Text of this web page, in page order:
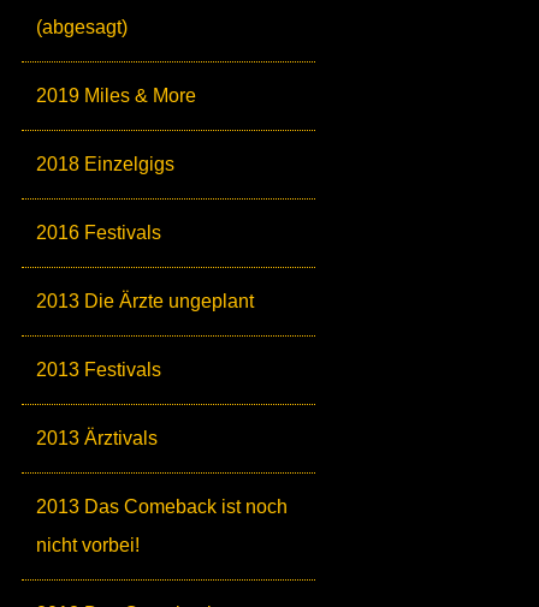
(abgesagt)
2019 Miles & More
2018 Einzelgigs
2016 Festivals
2013 Die Ärzte ungeplant
2013 Festivals
2013 Ärztivals
2013 Das Comeback ist noch
nicht vorbei!